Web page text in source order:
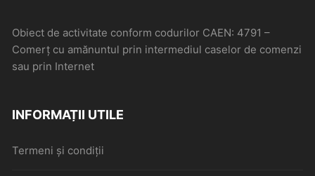
Obiect de activitate conform codurilor CAEN: 4791 –
Comerţ cu amănuntul prin intermediul caselor de comenzi
sau prin Internet
INFORMAȚII UTILE
Termeni și condiții